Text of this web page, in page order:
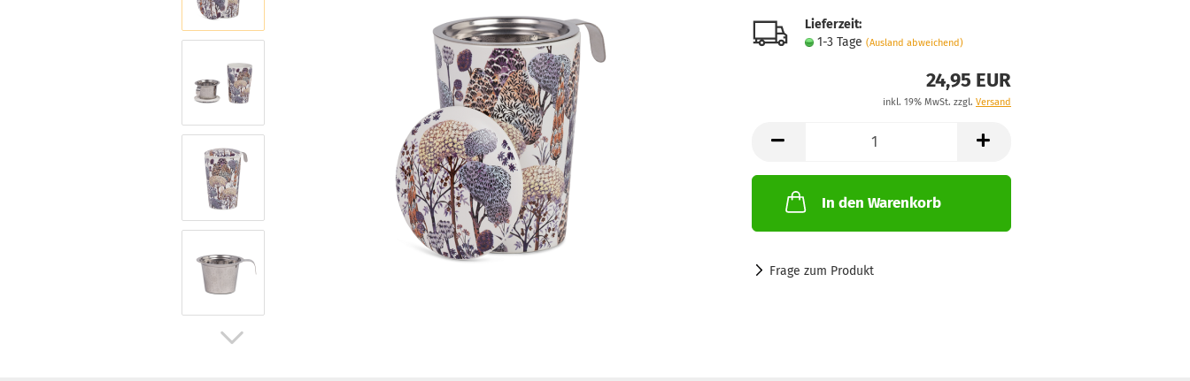
Lieferzeit:
1-3 Tage (Ausland abweichend)
24,95 EUR
inkl. 19% MwSt. zzgl. Versand
In den Warenkorb
Frage zum Produkt